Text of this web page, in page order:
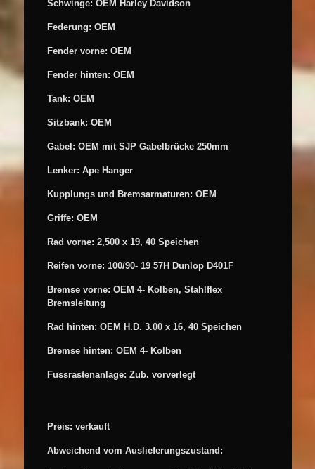
Schwinge: OEM Harley Davidson
Federung: OEM
Fender vorne: OEM
Fender hinten: OEM
Tank: OEM
Sitzbank: OEM
Gabel: OEM mit SJP Gabelbrücke 250mm
Lenker: Ape Hanger
Kupplungs und Bremsarmaturen: OEM
Griffe: OEM
Rad vorne: 2,500 x 19, 40 Speichen
Reifen vorne: 100/90- 19 57H Dunlop D401F
Bremse vorne: OEM 4- Kolben, Stahlflex
Bremsleitung
Rad hinten: OEM H.D. 3.00 x 16, 40 Speichen
Bremse hinten: OEM 4- Kolben
Fussrastenanlage: Zub. vorverlegt
Preis: verkauft
Abweichend vom Auslieferungszustand: